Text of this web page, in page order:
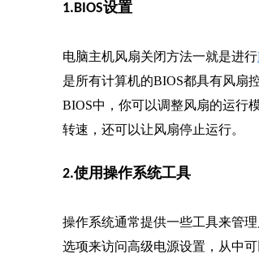
1.BIOS设置
电脑主机风扇关闭方法一就是进行
是所有计算机的BIOS都具有风扇
BIOS中，你可以调整风扇的运行
转速，还可以让风扇停止运行。
2.使用操作系统工具
操作系统通常提供一些工具来管
选项来访问高级电源设置，从中